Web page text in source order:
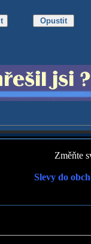
Změňte
Slevy do